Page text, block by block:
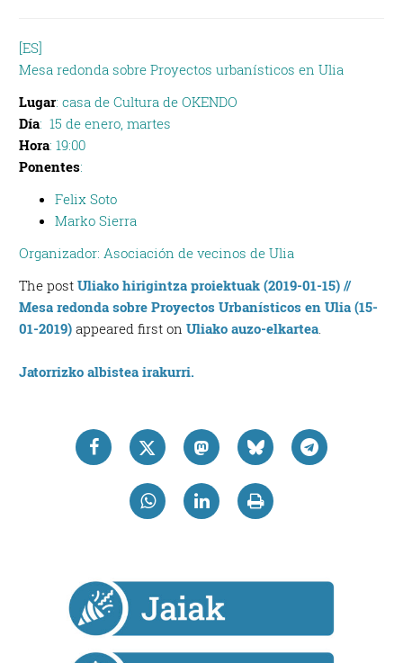
[ES]
Mesa redonda sobre Proyectos urbanísticos en Ulia
Lugar: casa de Cultura de OKENDO
Día: 15 de enero, martes
Hora: 19:00
Ponentes:
Felix Soto
Marko Sierra
Organizador: Asociación de vecinos de Ulia
The postUliako hirigintza proiektuak (2019-01-15) //
Mesa redonda sobre Proyectos Urbanísticos en Ulia (15-
01-2019) appeared first onUliako auzo-elkartea.
Jatorrizko albistea irakurri.